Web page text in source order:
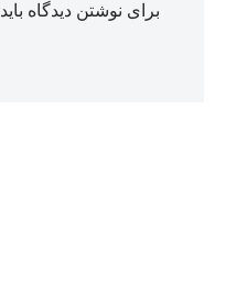
برای نوشتن دیدگاه باید